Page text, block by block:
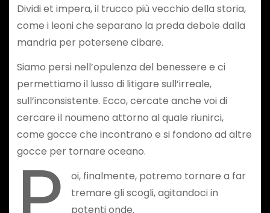
Dividi et impera, il trucco più vecchio della storia,
come i leoni che separano la preda debole dalla
mandria per potersene cibare.
Siamo persi nell’opulenza del benessere e ci
permettiamo il lusso di litigare sull’irreale,
sull’inconsistente. Ecco, cercate anche voi di
cercare il noumeno attorno al quale riunirci,
come gocce che incontrano e si fondono ad altre
gocce per tornare oceano.
oi, finalmente, potremo tornare a far
tremare gli scogli, agitandoci in
potenti onde.